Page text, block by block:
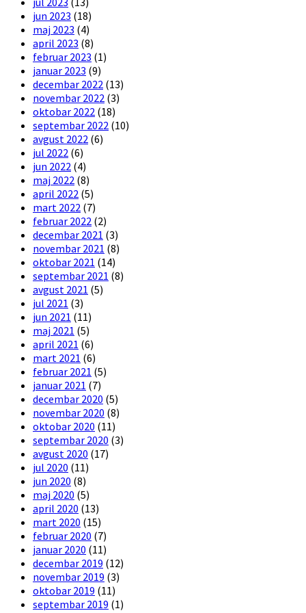
jun 2023 (18)
maj 2023 (4)
april 2023 (8)
februar 2023 (1)
januar 2023 (9)
decembar 2022 (13)
novembar 2022 (3)
oktobar 2022 (18)
septembar 2022 (10)
avgust 2022 (6)
jul 2022 (6)
jun 2022 (4)
maj 2022 (8)
april 2022 (5)
mart 2022 (7)
februar 2022 (2)
decembar 2021 (3)
novembar 2021 (8)
oktobar 2021 (14)
septembar 2021 (8)
avgust 2021 (5)
jul 2021 (3)
jun 2021 (11)
maj 2021 (5)
april 2021 (6)
mart 2021 (6)
februar 2021 (5)
januar 2021 (7)
decembar 2020 (5)
novembar 2020 (8)
oktobar 2020 (11)
septembar 2020 (3)
avgust 2020 (17)
jul 2020 (11)
jun 2020 (8)
maj 2020 (5)
april 2020 (13)
mart 2020 (15)
februar 2020 (7)
januar 2020 (11)
decembar 2019 (12)
novembar 2019 (3)
oktobar 2019 (11)
septembar 2019 (1)